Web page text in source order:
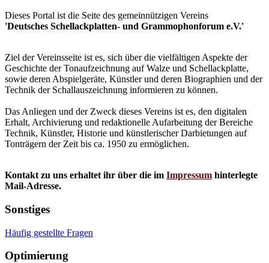
Dieses Portal ist die Seite des gemeinnützigen Vereins
'Deutsches Schellackplatten- und Grammophonforum e.V.'
Ziel der Vereinsseite ist es, sich über die vielfältigen Aspekte der
Geschichte der Tonaufzeichnung auf Walze und Schellackplatte,
sowie deren Abspielgeräte, Künstler und deren Biographien und der
Technik der Schallauszeichnung informieren zu können.
Das Anliegen und der Zweck dieses Vereins ist es, den digitalen
Erhalt, Archivierung und redaktionelle Aufarbeitung der Bereiche
Technik, Künstler, Historie und künstlerischer Darbietungen auf
Tonträgern der Zeit bis ca. 1950 zu ermöglichen.
Kontakt zu uns erhaltet ihr über die im Impressum hinterlegte
Mail-Adresse.
Sonstiges
Häufig gestellte Fragen
Optimierung